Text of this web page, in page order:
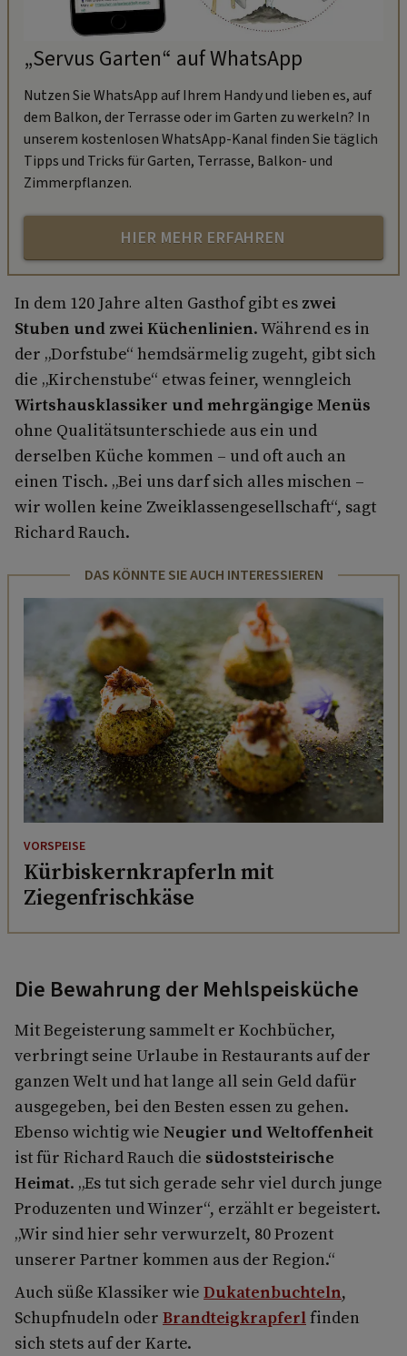
„Servus Garten“ auf WhatsApp
Nutzen Sie WhatsApp auf Ihrem Handy und lieben es, auf
dem Balkon, der Terrasse oder im Garten zu werkeln? In
unserem kostenlosen WhatsApp-Kanal finden Sie täglich
Tipps und Tricks für Garten, Terrasse, Balkon- und
Zimmerpflanzen.
HIER MEHR ERFAHREN
In dem 120 Jahre alten Gasthof gibt es zwei
Stuben und zwei Küchenlinien. Während es in
der „Dorfstube“ hemdsärmelig zugeht, gibt sich
die „Kirchenstube“ etwas feiner, wenngleich
Wirtshausklassiker und mehrgängige Menüs
ohne Qualitätsunterschiede aus ein und
derselben Küche kommen – und oft auch an
einen Tisch. „Bei uns darf sich alles mischen –
wir wollen keine Zweiklassengesellschaft“, sagt
Richard Rauch.
DAS KÖNNTE SIE AUCH INTERESSIEREN
VORSPEISE
Kürbiskernkrapferln mit
Ziegenfrischkäse
Die Bewahrung der Mehlspeisküche
Mit Begeisterung sammelt er Kochbücher,
verbringt seine Urlaube in Restaurants auf der
ganzen Welt und hat lange all sein Geld dafür
ausgegeben, bei den Besten essen zu gehen.
Ebenso wichtig wie Neugier und Weltoffenheit
ist für Richard Rauch die südoststeirische
Heimat. „Es tut sich gerade sehr viel durch junge
Produzenten und Winzer“, erzählt er begeistert.
„Wir sind hier sehr verwurzelt, 80 Prozent
unserer Partner kommen aus der Region.“
Auch süße Klassiker wie Dukatenbuchteln,
Schupfnudeln oder Brandteigkrapferlfinden
sich stets auf der Karte.